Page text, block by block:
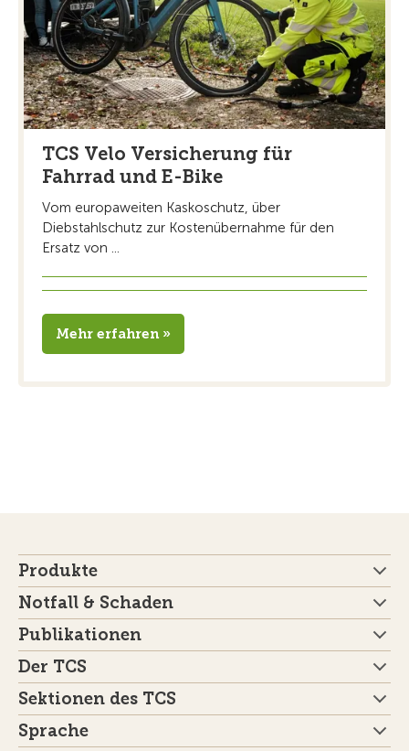
TCS Velo Versicherung für
Fahrrad und E-Bike
Vom europaweiten Kaskoschutz, über
Diebstahlschutz zur Kostenübernahme für den
Ersatz von ...
Mehr erfahren »
Produkte
Notfall & Schaden
Publikationen
Der TCS
Sektionen des TCS
Sprache